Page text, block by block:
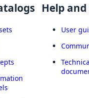
Help
User